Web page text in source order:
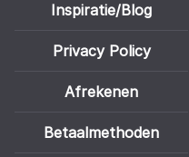
Inspiratie/Blog
Privacy Policy
Afrekenen
Betaalmethoden